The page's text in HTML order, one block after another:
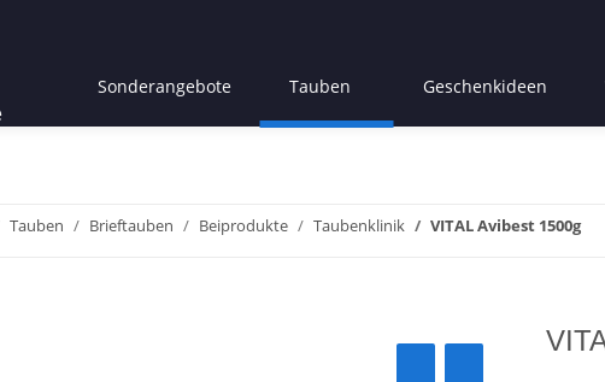
Sonderangebote Tauben Geschenkideen
Tauben Brieftauben Beiprodukte Taubenklinik VITAL Avibest 1500g